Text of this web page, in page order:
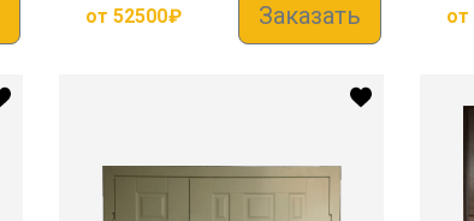
от 52500₽ Заказать от